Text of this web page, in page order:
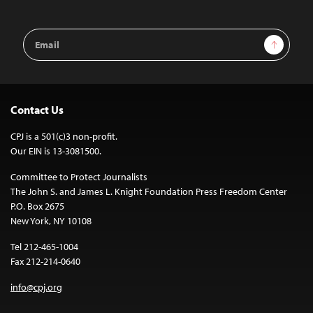
Email
Address
Sign Up
Contact Us
CPJ is a 501(c)3 non-profit.
Our EIN is 13-3081500.
Committee to Protect Journalists
The John S. and James L. Knight Foundation Press Freedom Center
P.O. Box 2675
New York, NY 10108
Tel 212-465-1004
Fax 212-214-0640
info@cpj.org